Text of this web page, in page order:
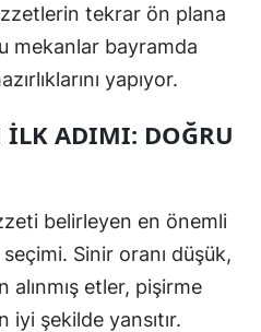
tekrar ön plana
mekanlar bayramda
yapıyor.
ADIMI: DOĞRU
belirleyen en önemli
Sinir oranı düşük,
etler, pişirme
iyi şekilde yansıtır.